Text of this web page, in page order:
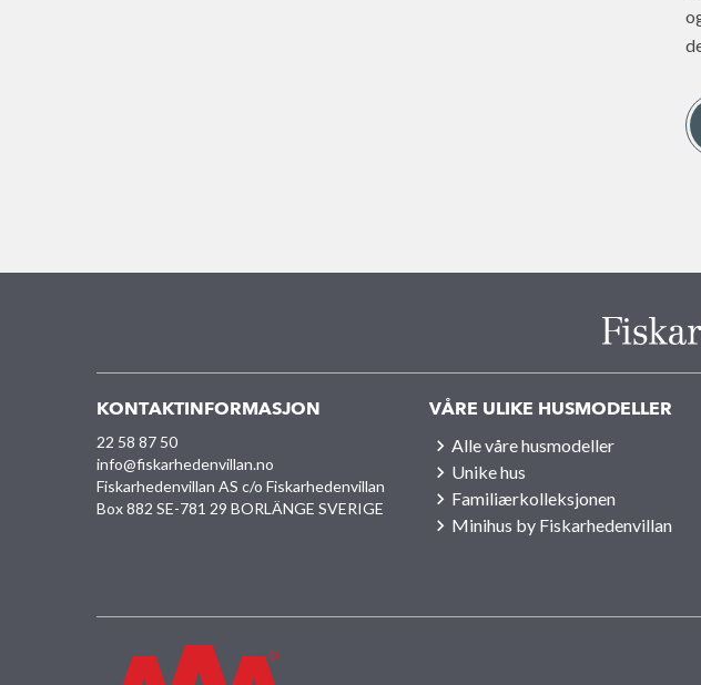
KONTAKTINFORMASJON
22 58 87 50
info@fiskarhedenvillan.no
Fiskarhedenvillan AS c/o Fiskarhedenvillan
Box 882 SE-781 29 BORLÄNGE SVERIGE
VÅRE ULIKE HUSMODELLER
Alle våre husmodeller
Unike hus
Familiærkolleksjonen
Minihus by Fiskarhedenvillan